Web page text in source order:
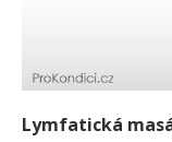
Lymfatická